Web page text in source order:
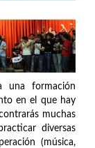
una formación
en el que hay
muchas
diversas
(música,